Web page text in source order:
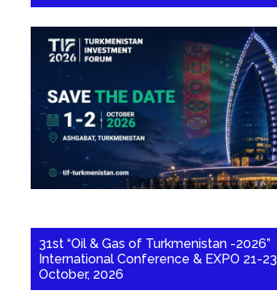
31st “Oil & Gas of Turkmenistan -2026”
International Conference & EXPO 21-23
October, 2026